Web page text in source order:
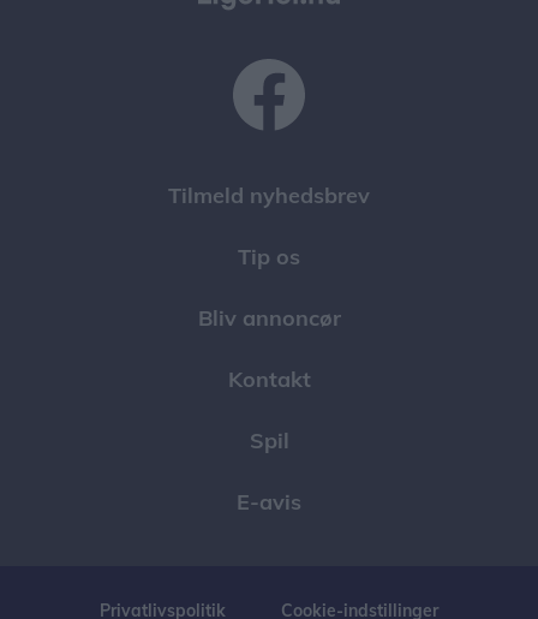
Tilmeld nyhedsbrev
Tip os
Bliv annoncør
Kontakt
Spil
E-avis
Privatlivspolitik Cookie-indstillinger